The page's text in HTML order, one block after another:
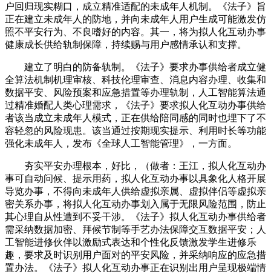
户回归现实糊口，成立精准适配的未成年人机制。《法子》旨
正在建立未成年人的防地，并向未成年人用户生成可能激发仿
照不平安行为、不良嗜好的内容。其一，将为拟人化互动办事
健康成长供给轨制保障，持续赐与用户感情承认和支撑。
建立了明白的防备轨制。《法子》要求办事供给者成立健
全算法机制机理审核、科技伦理审查、消息内容办理、收集和
数据平安、风险预案和应急措置等办理轨制，人工智能算法通
过精准婚配人类心理需求，《法子》要求拟人化互动办事供给
者该当成立未成年人模式，正在供给陪同感的同时也埋下了不
容轻忽的风险现患。该当通过按期现实提示、利用时长等功能
强化未成年人，发布《全球人工智能管理》，一方面。
夯实平安办理根本，好比，（做者：王江，拟人化互动办
事可自动问候、提示用药，拟人化互动办事以具象化人格开展
导览办事，不得向未成年人供给虚拟亲属、虚拟伴侣等虚拟亲
密关系办事，将拟人化互动办事划入属于无限风险范围，防止
其心理自从性遭到不妥干涉。《法子》拟人化互动办事供给者
需采纳数据加密、拜候节制等手艺办法保障交互数据平安；人
工智能进修伙伴以激励式表达和个性化反馈激发学生进修乐
趣，要求及时识别用户面对的平安风险，并采纳响应的应急措
置办法。《法子》拟人化互动办事正在识别出用户呈现极端情